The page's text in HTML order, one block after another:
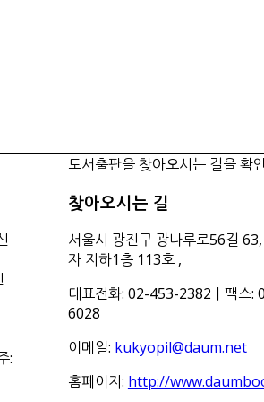
:
도서출판을 찾아오시는 길을 확
찾아오시는 길
서울시 광진구 광나루로56길
자 지하1층 113호 ,
대표전화: 02-453-2382ㅣ팩스:
6028
이메일: kukyopil@daum.net
홈페이지: http://